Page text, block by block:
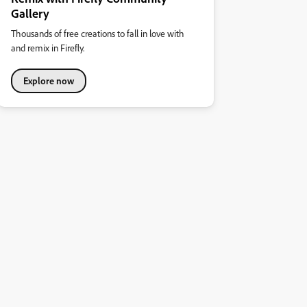
Gallery
Thousands of free creations to fall in love with
and remix in Firefly.
Explore now